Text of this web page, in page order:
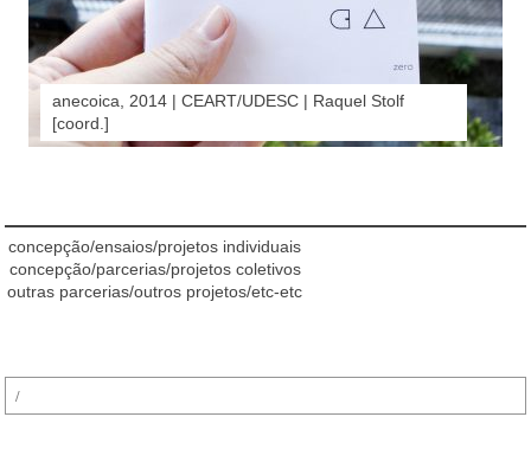
anecoica, 2014 | CEART/UDESC | Raquel Stolf
[coord.]
concepção/ensaios/projetos individuais
concepção/parcerias/projetos coletivos
outras parcerias/outros projetos/etc-etc
Pesquisar